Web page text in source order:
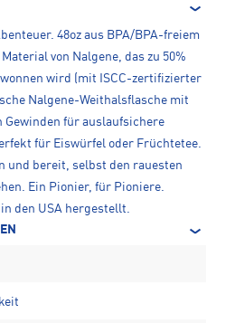
48oz aus BPA/BPA-freiem
von Nalgene, das zu 50%
wird (mit ISCC-zertifizierter
Nalgene-Weithalsflasche mit
für auslaufsichere
für Eiswürfel oder Früchtetee.
und bereit, selbst den rauesten
Ein Pionier, für Pioniere.
den USA hergestellt.